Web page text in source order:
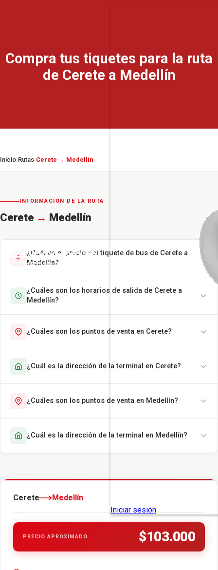
Compra tus tiquetes para la ruta
de Cerete a Medellín
Inicio›Rutas›Cerete → Medellín
INFORMACIÓN DE LA RUTA
Cerete → Medellín
¿Cuál es el precio del tiquete de bus de Cerete a
Medellín?
¿Cuáles son los horarios de salida de Cerete a
Medellín?
¿Cuáles son los puntos de venta en Cerete?
¿Cuál es la dirección de la terminal en Cerete?
¿Cuáles son los puntos de venta en Medellín?
¿Cuál es la dirección de la terminal en Medellín?
Cerete Medellín
PRECIO APROXIMADO $103.000